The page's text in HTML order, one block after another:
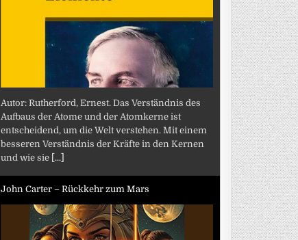
Autor: Rutherford, Ernest. Das Verständnis des
Aufbaus der Atome und der Atomkerne ist
entscheidend, um die Welt verstehen. Mit einem
besseren Verständnis der Kräfte in den Kernen
und wie sie [...]
John Carter – Rückkehr zum Mars